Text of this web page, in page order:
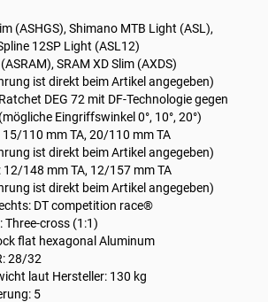
(ASHGS), Shimano MTB Light (ASL),
12SP Light (ASL12)
SRAM XD Slim (AXDS)
ist direkt beim Artikel angegeben)
DEG 72 mit DF-Technologie gegen
Eingriffswinkel 0°, 10°, 20°)
110 mm TA, 20/110 mm TA
ist direkt beim Artikel angegeben)
12/148 mm TA, 12/157 mm TA
ist direkt beim Artikel angegeben)
DT competition race®
Three-cross (1:1)
flat hexagonal Aluminum
28/32
laut Hersteller: 130 kg
5